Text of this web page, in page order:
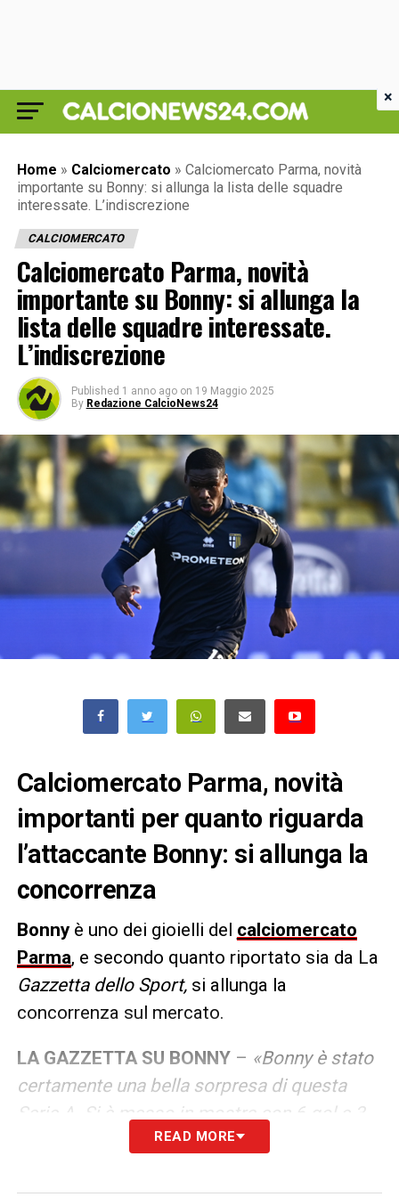
Home » Calciomercato » Calciomercato Parma, novità
importante su Bonny: si allunga la lista delle squadre
interessate. L’indiscrezione
CALCIOMERCATO
Calciomercato Parma, novità
importante su Bonny: si allunga la
lista delle squadre interessate.
L’indiscrezione
Published 1 anno ago on 19 Maggio 2025
By Redazione CalcioNews24
Calciomercato Parma, novità
importanti per quanto riguarda
l’attaccante Bonny: si allunga la
concorrenza
Bonny è uno dei gioielli del calciomercato
Parma, e secondo quanto riportato sia da La
Gazzetta dello Sport,si allunga la
concorrenza sul mercato.
LA GAZZETTA SU BONNY– «Bonny è stato
certamente una bella sorpresa di questa
Serie A. Si è messo in mostra con 6 gol e 3
assist. Quando l’allenatore del Parma era
READ MORE
×